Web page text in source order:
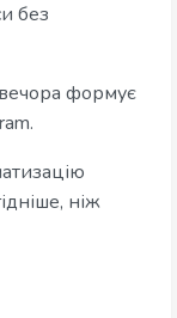
без
формує
ніж